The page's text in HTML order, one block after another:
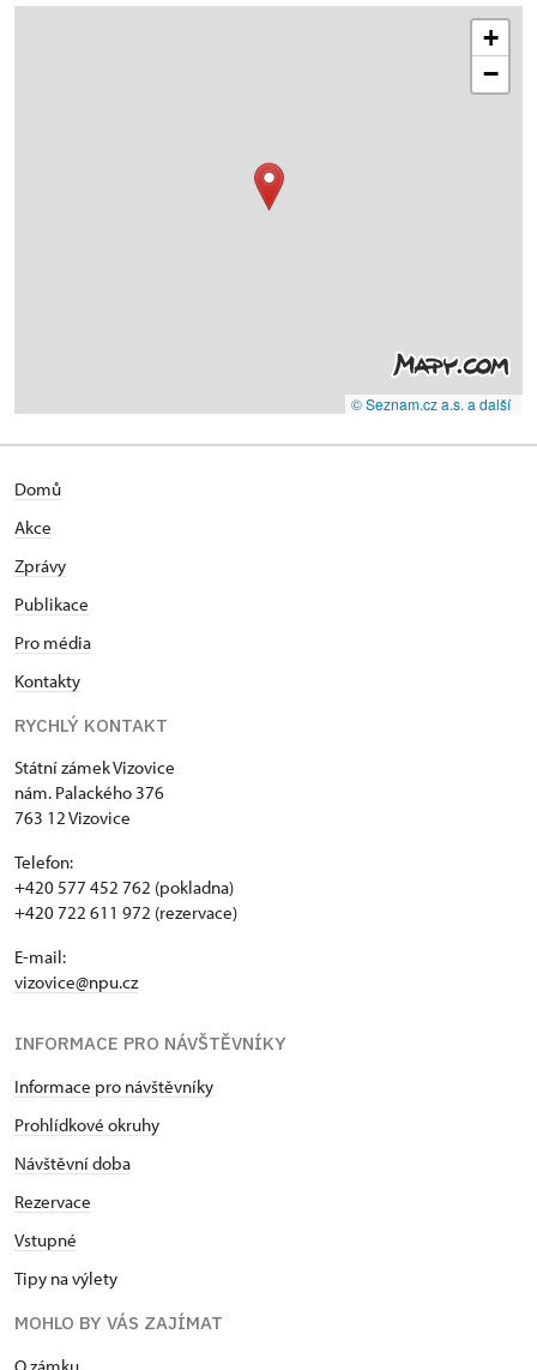
+
−
© Seznam.cz a.s. a další
Domů
Akce
Zprávy
Publikace
Pro média
Kontakty
RYCHLÝ KONTAKT
Státní zámek Vizovice
nám. Palackého 376
763 12 Vizovice
Telefon:
+420 577 452 762 (pokladna)
+420 722 611 972 (rezervace)
E-mail:
vizovice@npu.cz
INFORMACE PRO NÁVŠTĚVNÍKY
Informace pro návštěvníky
Prohlídkové okruhy
Návštěvní doba
Rezervace
Vstupné
Tipy na výlety
MOHLO BY VÁS ZAJÍMAT